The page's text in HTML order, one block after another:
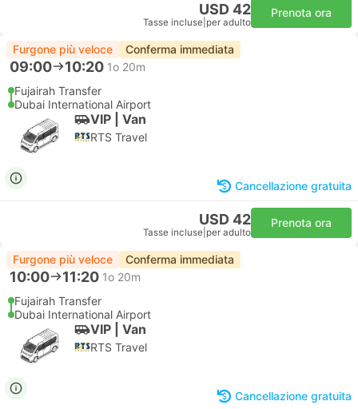
USD 42
Tasse incluse per adulto
Prenota ora
Furgone più veloce Conferma immediata
09:00 10:20 1o 20m
Fujairah Transfer
Dubai International Airport
VIP | Van
RTS Travel
Cancellazione gratuita
USD 42
Tasse incluse per adulto
Prenota ora
Furgone più veloce Conferma immediata
10:00 11:20 1o 20m
Fujairah Transfer
Dubai International Airport
VIP | Van
RTS Travel
Cancellazione gratuita